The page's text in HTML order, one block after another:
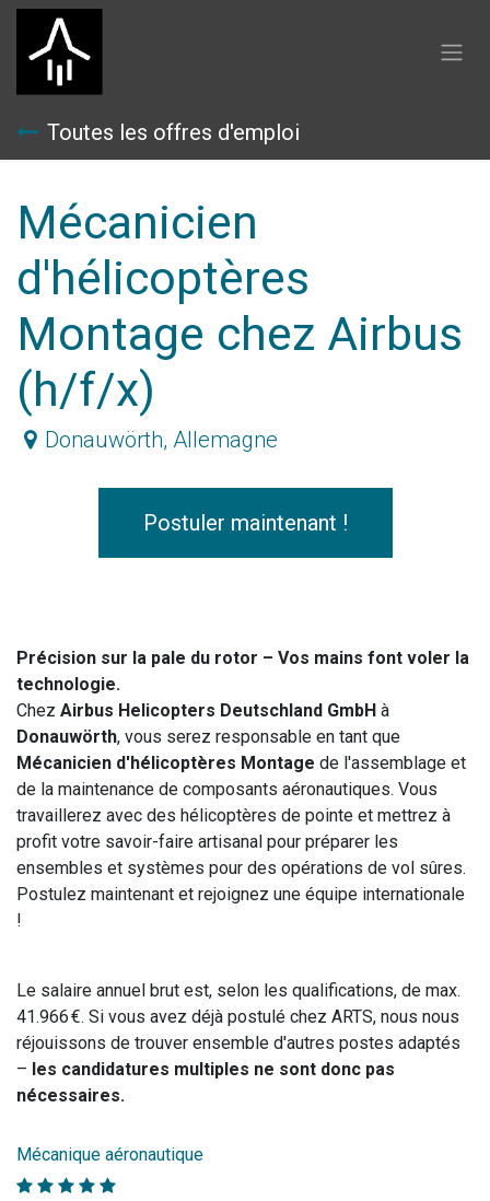
Se rendre au contenu
Toutes les offres d'emploi
Mécanicien
d'hélicoptères
Montage chez Airbus
(h/f/x)
Donauwörth, Allemagne
Postuler maintenant !
Précision sur la pale du rotor – Vos mains font voler la
technologie.
Chez Airbus Helicopters Deutschland GmbH à
Donauwörth, vous serez responsable en tant que
Mécanicien d'hélicoptères Montage de l'assemblage et
de la maintenance de composants aéronautiques. Vous
travaillerez avec des hélicoptères de pointe et mettrez à
profit votre savoir-faire artisanal pour préparer les
ensembles et systèmes pour des opérations de vol sûres.
Postulez maintenant et rejoignez une équipe internationale
!
Le salaire annuel brut est, selon les qualifications, de max.
41.966 €. Si vous avez déjà postulé chez ARTS, nous nous
réjouissons de trouver ensemble d'autres postes adaptés
– les candidatures multiples ne sont donc pas
nécessaires.
Mécanique aéronautique